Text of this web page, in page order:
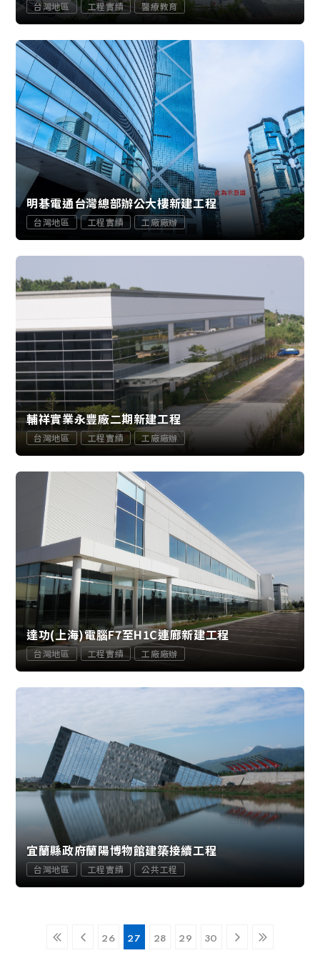
台灣地區 工程實績 醫療教育
明碁電通台灣總部辦公大樓新建工程
台灣地區 工程實績 工廠廠辦
輔祥實業永豐廠二期新建工程
台灣地區 工程實績 工廠廠辦
達功(上海)電腦F7至H1C連廊新建工程
台灣地區 工程實績 工廠廠辦
宜蘭縣政府蘭陽博物館建築接續工程
台灣地區 工程實績 公共工程
26 27 28 29 30